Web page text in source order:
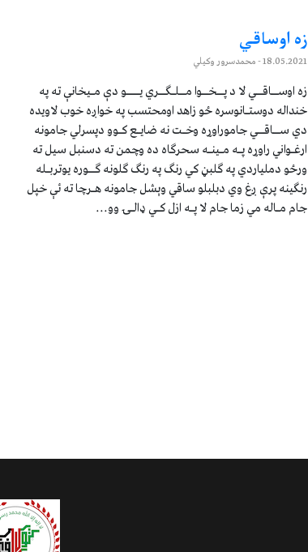
زه اوساقي
18.05.2021- محمدسرور وکیلي
زه اوســاقــي لا د پــخــوا مــلـګــري یــــو دې مـیخانې ته په
خنداله دوستـانوسره ځو زاهد اومحتسب په خواږه خوب لاويده
دي ســاقــي جاموراوړه وخـت نه ضایـع کـوو دپسرلي جامونه
ارغـواني راوړه پـه مـینـه سحرګاه ده وچمن ته دسنبل سیل ته
ورځو دملیاردي په ګلبڼ کي رنګ په رنګ ګلونه ګــوره یوتربـله
رنګینه پرې ږغ وي دبلبلو ساقي وېشل جامونه هـرچا ته ئې خپل
جام مـاله مي زما جام لا پـه ازل کـي ډالـۍ وو...